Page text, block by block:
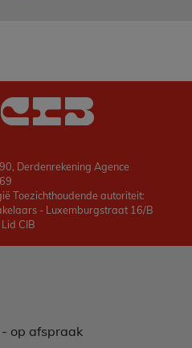
Derdenrekening Agence
Toezichthoudende autoriteit:
- Luxemburgstraat 16/B
CIB
op afspraak